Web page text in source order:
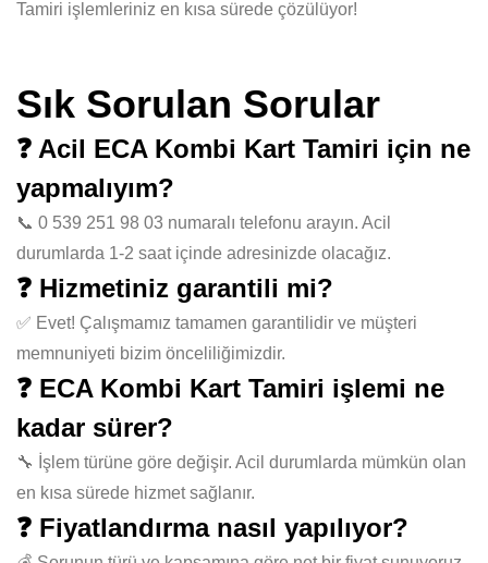
Tamiri işlemleriniz en kısa sürede çözülüyor!
Sık Sorulan Sorular
❓ Acil ECA Kombi Kart Tamiri için ne
yapmalıyım?
📞 0 539 251 98 03 numaralı telefonu arayın. Acil
durumlarda 1-2 saat içinde adresinizde olacağız.
❓ Hizmetiniz garantili mi?
✅ Evet! Çalışmamız tamamen garantilidir ve müşteri
memnuniyeti bizim önceliliğimizdir.
❓ ECA Kombi Kart Tamiri işlemi ne
kadar sürer?
🔧 İşlem türüne göre değişir. Acil durumlarda mümkün olan
en kısa sürede hizmet sağlanır.
❓ Fiyatlandırma nasıl yapılıyor?